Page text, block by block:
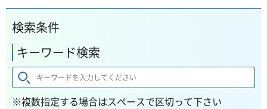
検索条件
キーワード検索
※複数指定する場合はスペースで区切って下さい